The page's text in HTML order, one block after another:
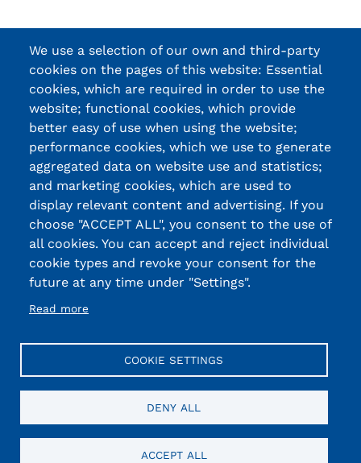
We use a selection of our own and third-party
cookies on the pages of this website: Essential
cookies, which are required in order to use the
website; functional cookies, which provide
better easy of use when using the website;
performance cookies, which we use to generate
aggregated data on website use and statistics;
and marketing cookies, which are used to
display relevant content and advertising. If you
choose "ACCEPT ALL", you consent to the use of
all cookies. You can accept and reject individual
cookie types and revoke your consent for the
future at any time under "Settings".
Read more
COOKIE SETTINGS
DENY ALL
ACCEPT ALL